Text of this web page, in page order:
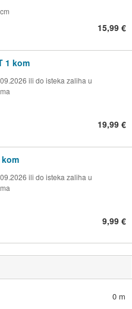
15,99 €
1 kom
ili do isteka zaliha u
19,99 €
kom
ili do isteka zaliha u
9,99 €
0 m